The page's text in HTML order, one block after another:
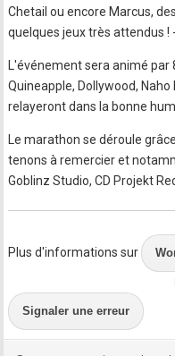
Chetail ou encore Marcus,
quelques jeux très attendus !
L'événement sera animé par
Quineapple, Dollywood,
relayeront dans la bonne
Le marathon se déroule
tenons à remercier et
Goblinz Studio, CD Projekt
Plus d'informations sur
Signaler une erreur